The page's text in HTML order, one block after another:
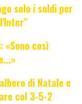
solo i soldi per
così
di Natale e
col 3-5-2